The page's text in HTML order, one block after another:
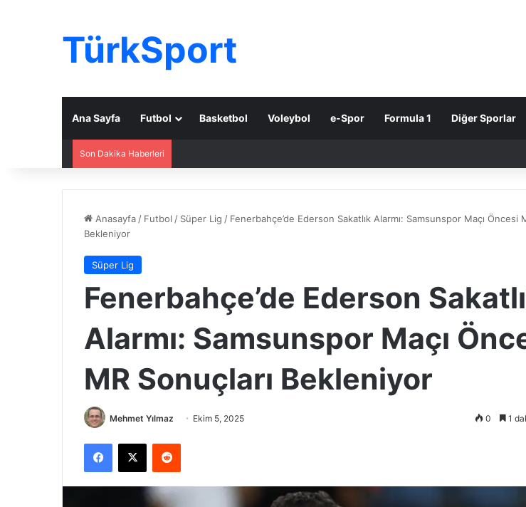
TürkSport
Ana Sayfa Futbol Basketbol Voleybol e-Spor Formula 1 Diğer Sporlar
Son Dakika Haberleri
Anasayfa / Futbol / Süper Lig / Fenerbahçe’de Ederson Sakatlık Alarmı: Samsunspor Maçı Öncesi
Bekleniyor
Süper Lig
Fenerbahçe’de Ederson
Alarmı: Samsunspor Maçı
MR Sonuçları Bekleniyor
Mehmet Yılmaz Ekim 5, 2025 0 1
Facebook
X Reddit